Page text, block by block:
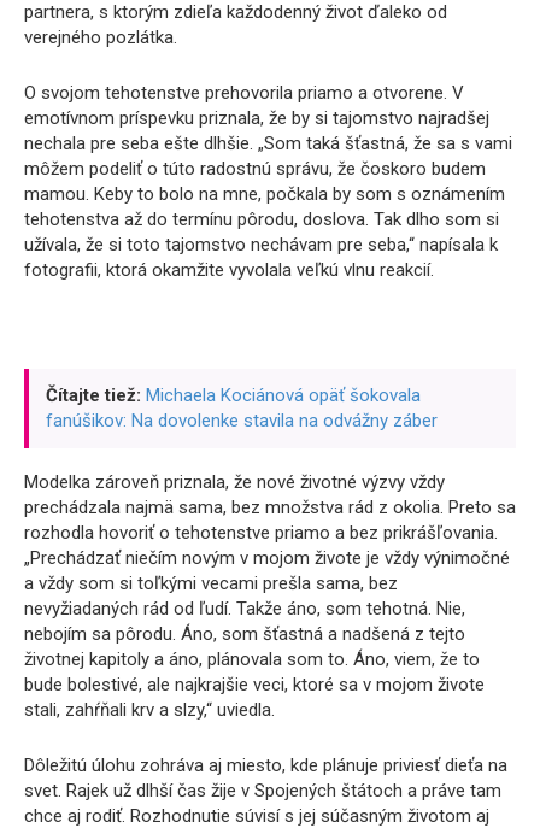
partnera, s ktorým zdieľa každodenný život ďaleko od
verejného pozlátka.
O svojom tehotenstve prehovorila priamo a otvorene. V
emotívnom príspevku priznala, že by si tajomstvo najradšej
nechala pre seba ešte dlhšie. „Som taká šťastná, že sa s vami
môžem podeliť o túto radostnú správu, že čoskoro budem
mamou. Keby to bolo na mne, počkala by som s oznámením
tehotenstva až do termínu pôrodu, doslova. Tak dlho som si
užívala, že si toto tajomstvo nechávam pre seba,“ napísala k
fotografii, ktorá okamžite vyvolala veľkú vlnu reakcií.
Čítajte tiež: Michaela Kociánová opäť šokovala
fanúšikov: Na dovolenke stavila na odvážny záber
Modelka zároveň priznala, že nové životné výzvy vždy
prechádzala najmä sama, bez množstva rád z okolia. Preto sa
rozhodla hovoriť o tehotenstve priamo a bez prikrášľovania.
„Prechádzať niečím novým v mojom živote je vždy výnimočné
a vždy som si toľkými vecami prešla sama, bez
nevyžiadaných rád od ľudí. Takže áno, som tehotná. Nie,
nebojím sa pôrodu. Áno, som šťastná a nadšená z tejto
životnej kapitoly a áno, plánovala som to. Áno, viem, že to
bude bolestivé, ale najkrajšie veci, ktoré sa v mojom živote
stali, zahŕňali krv a slzy,“ uviedla.
Dôležitú úlohu zohráva aj miesto, kde plánuje priviesť dieťa na
svet. Rajek už dlhší čas žije v Spojených štátoch a práve tam
chce aj rodiť. Rozhodnutie súvisí s jej súčasným životom aj